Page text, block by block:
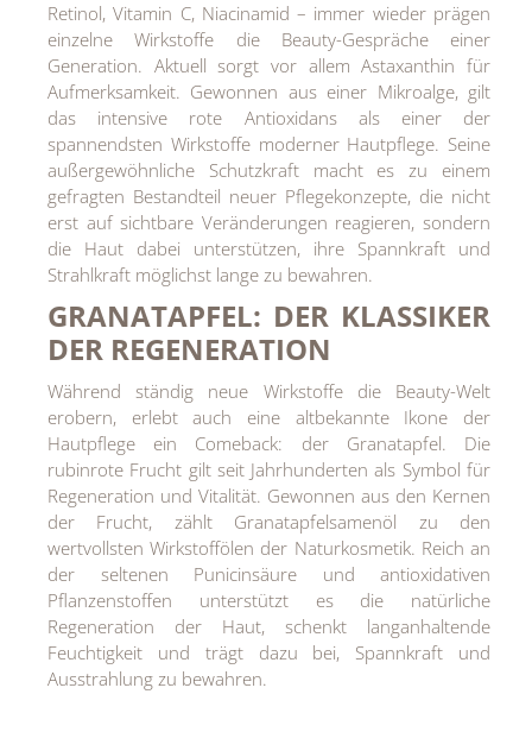
Retinol, Vitamin C, Niacinamid – immer wieder prägen
einzelne Wirkstoffe die Beauty-Gespräche einer
Generation. Aktuell sorgt vor allem Astaxanthin für
Aufmerksamkeit. Gewonnen aus einer Mikroalge, gilt
das intensive rote Antioxidans als einer der
spannendsten Wirkstoffe moderner Hautpflege. Seine
außergewöhnliche Schutzkraft macht es zu einem
gefragten Bestandteil neuer Pflegekonzepte, die nicht
erst auf sichtbare Veränderungen reagieren, sondern
die Haut dabei unterstützen, ihre Spannkraft und
Strahlkraft möglichst lange zu bewahren.
GRANATAPFEL: DER KLASSIKER
DER REGENERATION
Während ständig neue Wirkstoffe die Beauty-Welt
erobern, erlebt auch eine altbekannte Ikone der
Hautpflege ein Comeback: der Granatapfel. Die
rubinrote Frucht gilt seit Jahrhunderten als Symbol für
Regeneration und Vitalität. Gewonnen aus den Kernen
der Frucht, zählt Granatapfelsamenöl zu den
wertvollsten Wirkstoffölen der Naturkosmetik. Reich an
der seltenen Punicinsäure und antioxidativen
Pflanzenstoffen unterstützt es die natürliche
Regeneration der Haut, schenkt langanhaltende
Feuchtigkeit und trägt dazu bei, Spannkraft und
Ausstrahlung zu bewahren.